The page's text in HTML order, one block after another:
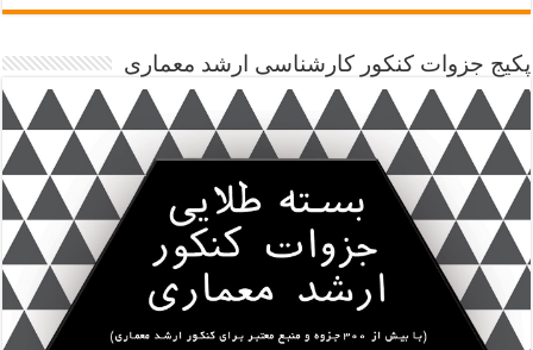
پکیج جزوات کنکور کارشناسی ارشد معماری